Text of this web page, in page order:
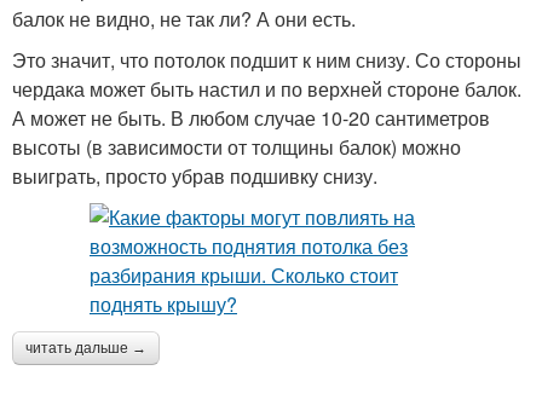
балок не видно, не так ли? А они есть.
Это значит, что потолок подшит к ним снизу. Со стороны
чердака может быть настил и по верхней стороне балок.
А может не быть. В любом случае 10-20 сантиметров
высоты (в зависимости от толщины балок) можно
выиграть, просто убрав подшивку снизу.
читать дальше →